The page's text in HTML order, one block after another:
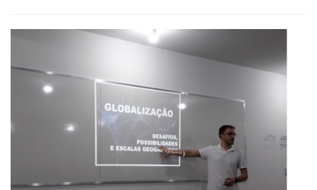
TRANSFERÊNCIA